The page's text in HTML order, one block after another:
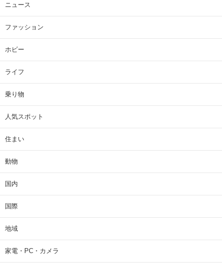
ニュース
ファッション
ホビー
ライフ
乗り物
人気スポット
住まい
動物
国内
国際
地域
家電・PC・カメラ